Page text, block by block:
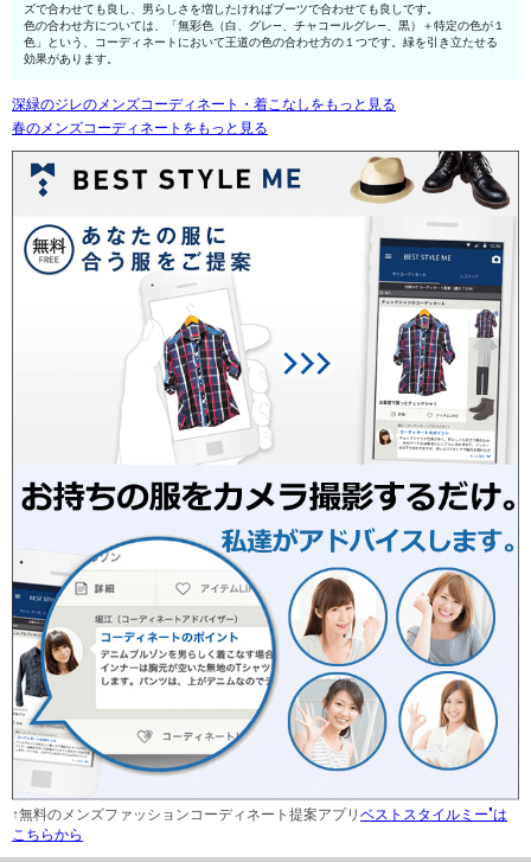
ズで合わせても良し、男らしさを増したければブーツで合わせても良しです。
色の合わせ方については、「無彩色（白、グレ—、チャコールグレ—、黒）＋特定の色が１
色」という、コーディネートにおいて王道の色の合わせ方の１つです。緑を引き立たせる
効果があります。
深緑のジレのメンズコーディネート・着こなしをもっと見る
春のメンズコーディネートをもっと見る
↑無料のメンズファッションコーディネート提案アプリ ベストスタイルミー"は
こちらから